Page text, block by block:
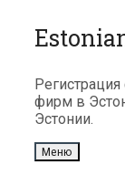
Перейти
к
фирм в
Эстонии.
Меню